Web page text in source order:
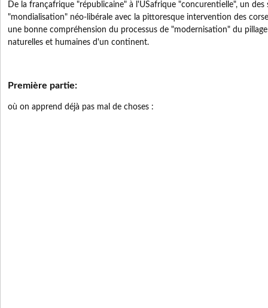
De la françafrique "républicaine" à l'USafrique "concurentielle", un des
"mondialisation" néo-libérale avec la pittoresque intervention des
une bonne compréhension du processus de "modernisation" du
naturelles et humaines d'un continent.
Première partie:
où on apprend déjà pas mal de choses :